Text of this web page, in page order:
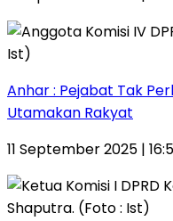
Anhar : Pejabat Tak
Utamakan Rakyat
11 September 2025 |